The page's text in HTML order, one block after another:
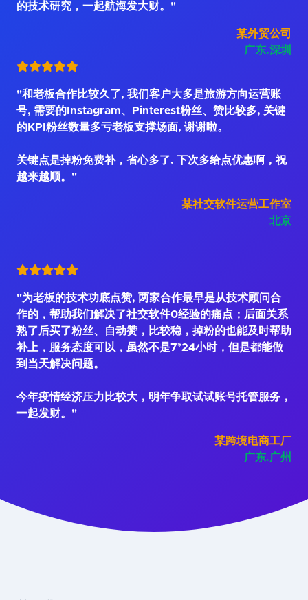
的技术研究，一起航海发大财。"
某外贸公司
广东.深圳
"和老板合作比较久了, 我们客户大多是旅游方向运营账
号, 需要的Instagram、Pinterest粉丝、赞比较多, 关键
的KPI粉丝数量多亏老板支撑场面, 谢谢啦。
关键点是掉粉免费补，省心多了. 下次多给点优惠啊，祝
越来越顺。"
某社交软件运营工作室
北京
"为老板的技术功底点赞, 两家合作最早是从技术顾问合
作的，帮助我们解决了社交软件0经验的痛点；后面关系
熟了后买了粉丝、自动赞，比较稳，掉粉的也能及时帮助
补上，服务态度可以，虽然不是7*24小时，但是都能做
到当天解决问题。
今年疫情经济压力比较大，明年争取试试账号托管服务，
一起发财。"
某跨境电商工厂
广东.广州